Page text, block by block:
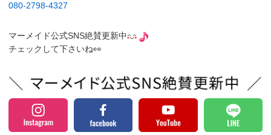
080-2798-4327
マーメイド公式SNS絶賛更新中
チェックして下さいね👀